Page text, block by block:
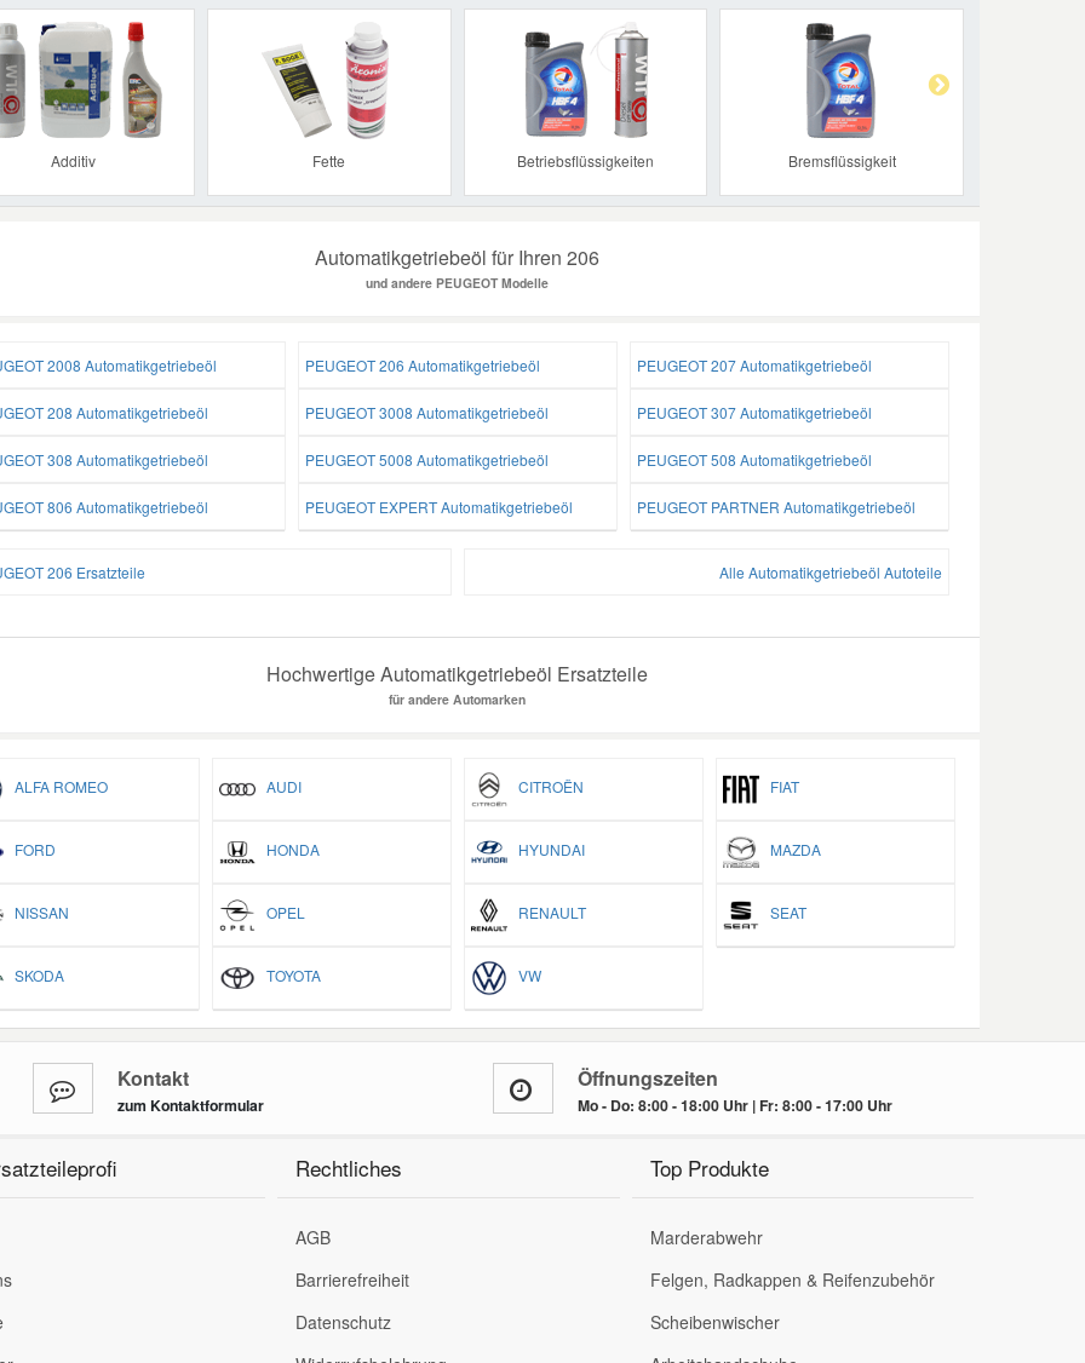
Additiv Fette Betriebsflüssigkeiten Bremsflüssigkeit
Previous
Automatikgetriebeöl für Ihren 206
und andere PEUGEOT Modelle
2008 Automatikgetriebeöl PEUGEOT 206 Automatikgetriebeöl PEUGEOT 207 Automatikgetriebeöl
208 Automatikgetriebeöl PEUGEOT 3008 Automatikgetriebeöl PEUGEOT 307 Automatikgetriebeöl
308 Automatikgetriebeöl PEUGEOT 5008 Automatikgetriebeöl PEUGEOT 508 Automatikgetriebeöl
806 Automatikgetriebeöl PEUGEOT EXPERT Automatikgetriebeöl PEUGEOT PARTNER Automatikgetriebeöl
206 Ersatzteile Alle Automatikgetriebeöl Autoteile
Hochwertige Automatikgetriebeöl Ersatzteile
für andere Automarken
ALFA ROMEO AUDI CITROËN FIAT
FORD HONDA HYUNDAI MAZDA
NISSAN OPEL RENAULT SEAT
SKODA TOYOTA VW
Kontakt
zum Kontaktformular
Öffnungszeiten
Mo - Do: 8:00 - 18:00 Uhr | Fr: 8:00 - 17:00 Uhr
Rechtliches
AGB
Barrierefreiheit
Datenschutz
Top Produkte
Marderabwehr
Felgen, Radkappen & Reifenzubehör
Scheibenwischer